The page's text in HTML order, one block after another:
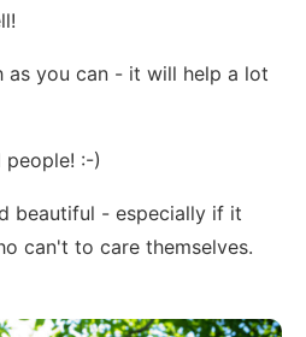
as you can - it will help a lot
:-)
beautiful - especially if it
can't to care themselves.